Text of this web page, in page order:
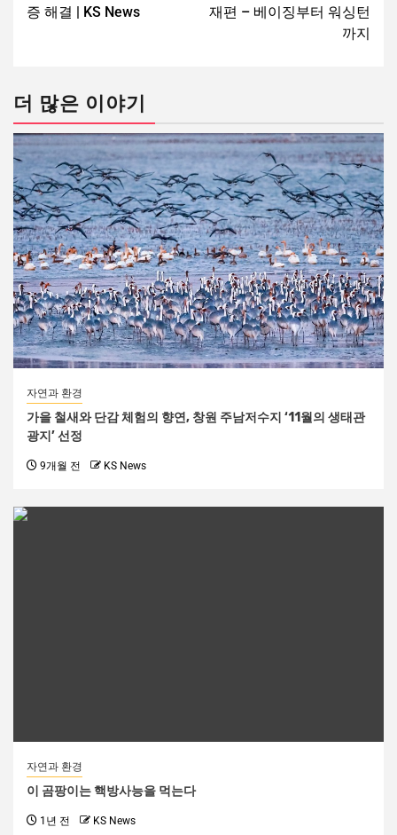
증 해결 | KS News
재편 – 베이징부터 워싱턴
까지
더 많은 이야기
자연과 환경
가을 철새와 단감 체험의 향연, 창원 주남저수지 ‘11월의 생태관
광지’ 선정
9개월 전 KS News
자연과 환경
이 곰팡이는 핵방사능을 먹는다
1년 전 KS News